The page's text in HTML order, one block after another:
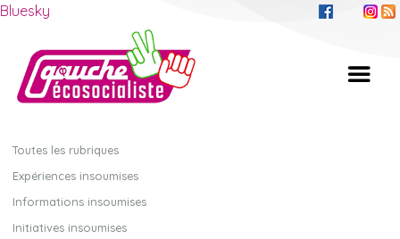
Bluesky
Toutes les rubriques
Expériences insoumises
Informations insoumises
Initiatives insoumises